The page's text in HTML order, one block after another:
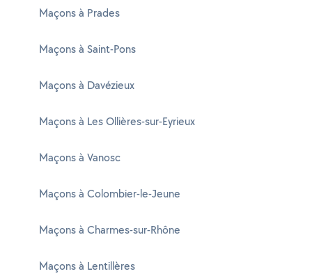
Maçons à Prades
Maçons à Saint-Pons
Maçons à Davézieux
Maçons à Les Ollières-sur-Eyrieux
Maçons à Vanosc
Maçons à Colombier-le-Jeune
Maçons à Charmes-sur-Rhône
Maçons à Lentillères